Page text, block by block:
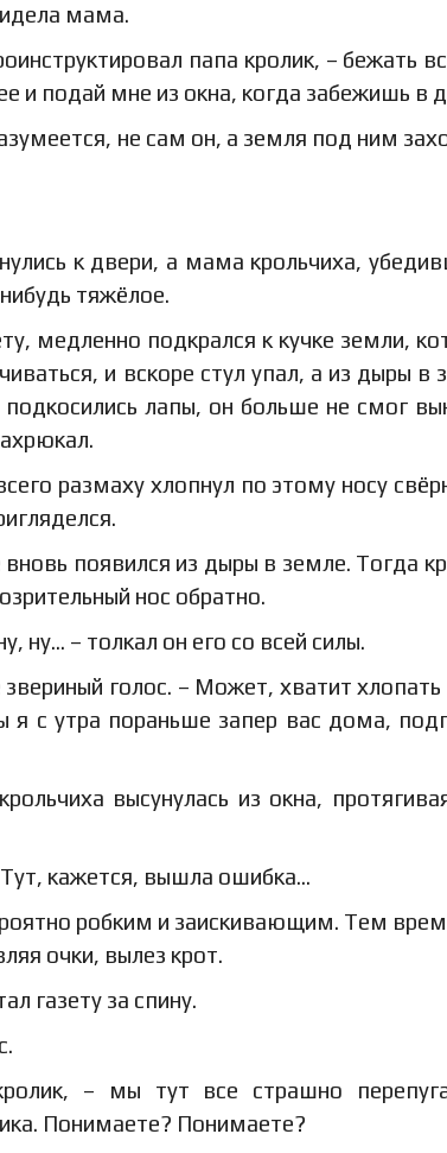
мама.
папа кролик, – бежать
и подай мне из окна, когда забежишь в
не сам он, а земля под ним
к двери, а мама крольчиха,
тяжёлое.
медленно подкрался к кучке земли,
и вскоре стул упал, а из дыры в
лапы, он больше не смог
размаху хлопнул по этому носу
появился из дыры в земле. Тогда
нос обратно.
ну… – толкал он его со всей силы.
голос. – Может, хватит
я с утра пораньше запер вас дома,
высунулась из окна,
Тут, кажется, вышла ошибка…
робким и заискивающим. Тем
очки, вылез крот.
газету за спину.
– мы тут все страшно
Понимаете? Понимаете?